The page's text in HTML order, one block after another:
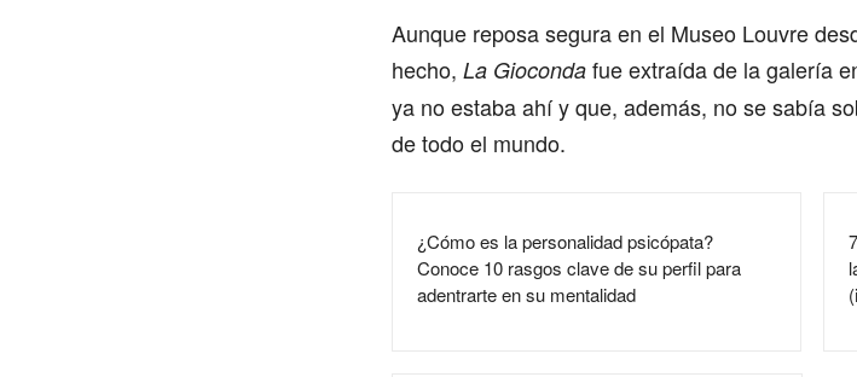
Aunque reposa segura en el Museo Louvre
hecho, La Gioconda fue extraída de la galería
ya no estaba ahí y que, además, no se sabía
de todo el mundo.
¿Cómo es la personalidad psicópata?
Conoce 10 rasgos clave de su perfil para
adentrarte en su mentalidad